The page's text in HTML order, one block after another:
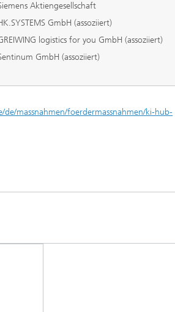
Aktiengesellschaft
GmbH (assoziiert)
logistics for you GmbH (assoziiert)
GmbH (assoziiert)
massnahmen/foerdermassnahmen/ki-hub-